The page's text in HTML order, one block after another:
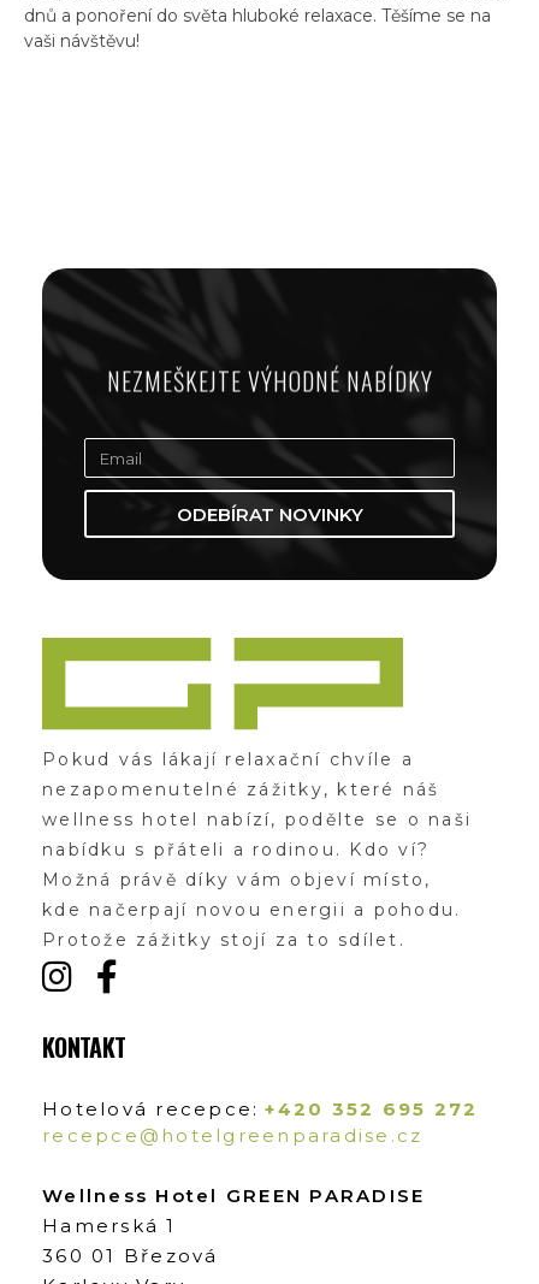
dnů a ponoření do světa hluboké relaxace. Těšíme se na
vaši návštěvu!
NEZMEŠKEJTE VÝHODNÉ NABÍDKY
ODEBÍRAT NOVINKY
Zážitky Green Paradise
Pokud vás lákají relaxační chvíle a
nezapomenutelné zážitky, které náš
wellness hotel nabízí, podělte se o naši
nabídku s přáteli a rodinou. Kdo ví?
Možná právě díky vám objeví místo,
kde načerpají novou energii a pohodu.
Protože zážitky stojí za to sdílet.
KONTAKT
Hotelová recepce: +420 352 695 272
recepce@hotelgreenparadise.cz
Wellness Hotel GREEN PARADISE
Hamerská 1
360 01 Březová